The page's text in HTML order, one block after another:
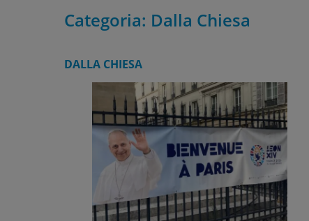
Categoria: Dalla Chiesa
DALLA CHIESA